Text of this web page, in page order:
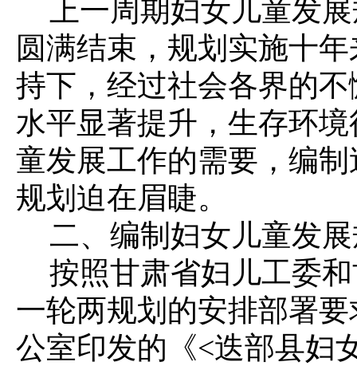
上一周期妇女儿童发
圆满结束，规划实施十
持下，经过社会各界的
水平显著提升，生存环
童发展工作的需要，编
规划迫在眉睫。
二、编制妇女儿童发
按照甘肃省妇儿工委
一轮两规划的安排部署
公室印发的《<迭部县妇